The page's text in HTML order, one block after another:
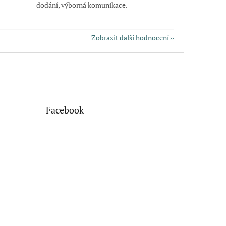
dodání, výborná komunikace.
Zobrazit další hodnocení
Facebook